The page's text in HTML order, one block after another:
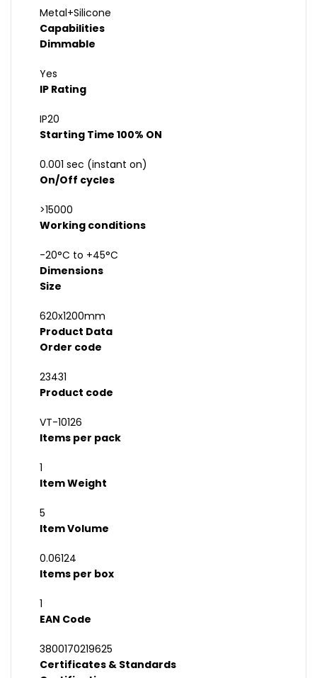
Metal+Silicone
Capabilities
Dimmable
Yes
IP Rating
IP20
Starting Time 100% ON
0.001 sec (instant on)
On/Off cycles
>15000
Working conditions
-20°C to +45°C
Dimensions
Size
620x1200mm
Product Data
Order code
23431
Product code
VT-10126
Items per pack
1
Item Weight
5
Item Volume
0.06124
Items per box
1
EAN Code
3800170219625
Certificates & Standards